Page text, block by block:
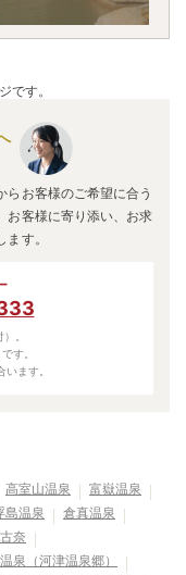
です。
お客様のご希望に合う
お客様に寄り添い、お求
す。
。
す。
ます。
高室山温泉
富嶽温泉
島温泉
倉真温泉
奈
泉（河津温泉郷）